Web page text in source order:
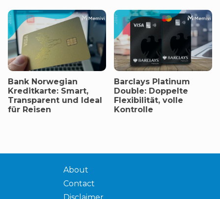
Bank Norwegian
Kreditkarte: Smart,
Transparent und Ideal
für Reisen
Barclays Platinum
Double: Doppelte
Flexibilität, volle
Kontrolle
About
Contact
Disclaimer